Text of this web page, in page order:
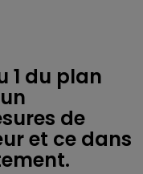
1 du plan
de
et ce dans